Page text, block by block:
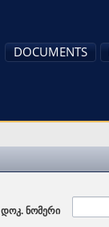
DOCUMENTS
დოკ. ნომერი